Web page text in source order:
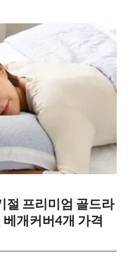
절 프리미엄 골드라
개커버4개 가격